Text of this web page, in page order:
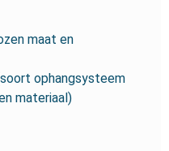
maat en
ophangsysteem
materiaal)